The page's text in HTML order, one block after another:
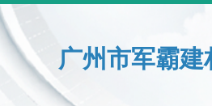
广州市军霸建